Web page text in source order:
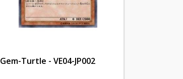
Gem-Turtle - VE04-JP002